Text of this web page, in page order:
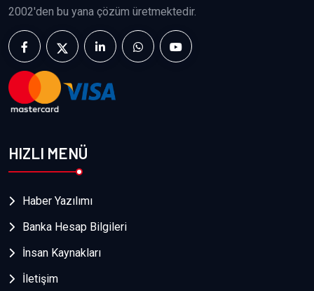
2002'den bu yana çözüm üretmektedir.
HIZLI MENÜ
Haber Yazılımı
Banka Hesap Bilgileri
İnsan Kaynakları
İletişim